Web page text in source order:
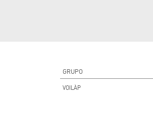
GRUPO
VOILÀP